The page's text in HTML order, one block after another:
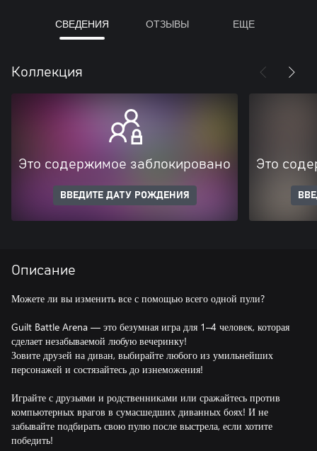
СВЕДЕНИЯ ОТЗЫВЫ ЕЩЕ
Коллекция
Это содержимое заблокировано
ВВЕДИТЕ ДАТУ РОЖДЕНИЯ
Это
Описание
Можете ли вы изменить все с помощью всего одной пули?
Guilt Battle Arena — это безумная игра для 1–4 человек, которая
сделает незабываемой любую вечеринку!
Зовите друзей на диван, выбирайте любого из умильнейших
персонажей и состязайтесь до изнеможения!
Играйте с друзьями и родственниками или сражайтесь против
компьютерных врагов в сумасшедших диванных боях! И не
забывайте подбирать свою пулю после выстрела, если хотите
победить!